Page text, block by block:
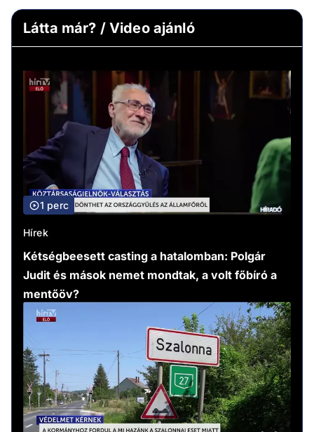
Látta már? / Video ajánló
1 perc
Hírek
Kétségbeesett casting a hatalomban: Polgár
Judit és mások nemet mondtak, a volt főbíró a
mentőöv?